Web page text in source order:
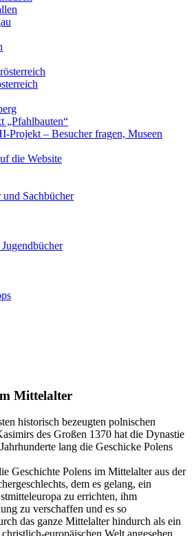
„Pfahlbauten“
Projekt – Besucher fragen, Museen
die Website
Sachbücher
Mittelalter
historisch bezeugten polnischen
des Großen 1370 hat die Dynastie
lang die Geschicke Polens
Geschichte Polens im Mittelalter aus der
dem es gelang, ein
zu errichten, ihm
zu verschaffen und es so
das ganze Mittelalter hindurch als ein